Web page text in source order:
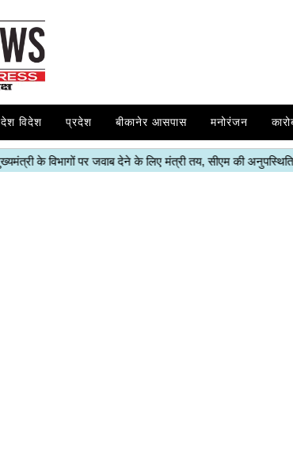
देश विदेश प्रदेश बीकानेर आसपास मनोरंजन